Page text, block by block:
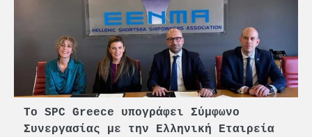
Το SPC Greece υπογράφει Σύμφωνο
Συνεργασίας με την Ελληνική Εταιρεία